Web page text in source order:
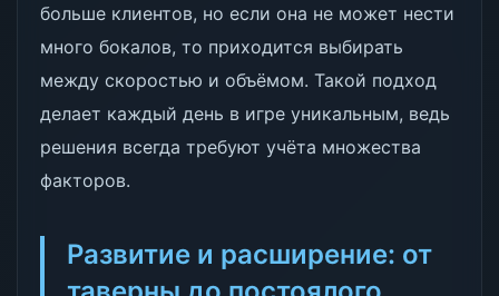
больше клиентов, но если она не может нести
много бокалов, то приходится выбирать
между скоростью и объёмом. Такой подход
делает каждый день в игре уникальным, ведь
решения всегда требуют учёта множества
факторов.
Развитие и расширение: от